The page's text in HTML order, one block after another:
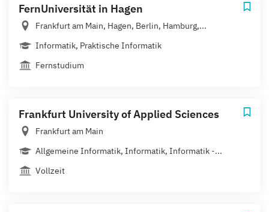
FernUniversität in Hagen
Frankfurt am Main, Hagen, Berlin, Hamburg,...
Informatik, Praktische Informatik
Fernstudium
Frankfurt University of Applied Sciences
Frankfurt am Main
Allgemeine Informatik, Informatik, Informatik -...
Vollzeit